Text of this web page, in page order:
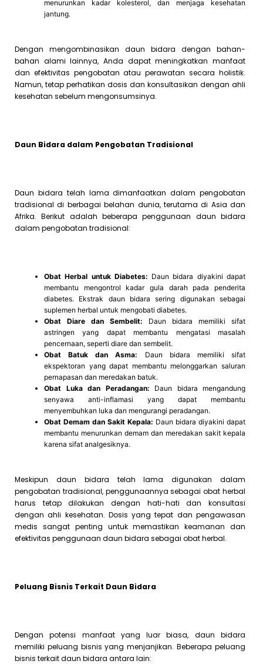
menurunkan kadar kolesterol, dan menjaga kesehatan
jantung.
Dengan mengombinasikan daun bidara dengan bahan-
bahan alami lainnya, Anda dapat meningkatkan manfaat
dan efektivitas pengobatan atau perawatan secara holistik.
Namun, tetap perhatikan dosis dan konsultasikan dengan ahli
kesehatan sebelum mengonsumsinya.
Daun Bidara dalam Pengobatan Tradisional
Daun bidara telah lama dimanfaatkan dalam pengobatan
tradisional di berbagai belahan dunia, terutama di Asia dan
Afrika. Berikut adalah beberapa penggunaan daun bidara
dalam pengobatan tradisional:
Obat Herbal untuk Diabetes: Daun bidara diyakini dapat
membantu mengontrol kadar gula darah pada penderita
diabetes. Ekstrak daun bidara sering digunakan sebagai
suplemen herbal untuk mengobati diabetes.
Obat Diare dan Sembelit: Daun bidara memiliki sifat
astringen yang dapat membantu mengatasi masalah
pencernaan, seperti diare dan sembelit.
Obat Batuk dan Asma: Daun bidara memiliki sifat
ekspektoran yang dapat membantu melonggarkan saluran
pernapasan dan meredakan batuk.
Obat Luka dan Peradangan: Daun bidara mengandung
senyawa anti-inflamasi yang dapat membantu
menyembuhkan luka dan mengurangi peradangan.
Obat Demam dan Sakit Kepala: Daun bidara diyakini dapat
membantu menurunkan demam dan meredakan sakit kepala
karena sifat analgesiknya.
Meskipun daun bidara telah lama digunakan dalam
pengobatan tradisional, penggunaannya sebagai obat herbal
harus tetap dilakukan dengan hati-hati dan konsultasi
dengan ahli kesehatan. Dosis yang tepat dan pengawasan
medis sangat penting untuk memastikan keamanan dan
efektivitas penggunaan daun bidara sebagai obat herbal.
Peluang Bisnis Terkait Daun Bidara
Dengan potensi manfaat yang luar biasa, daun bidara
memiliki peluang bisnis yang menjanjikan. Beberapa peluang
bisnis terkait daun bidara antara lain: